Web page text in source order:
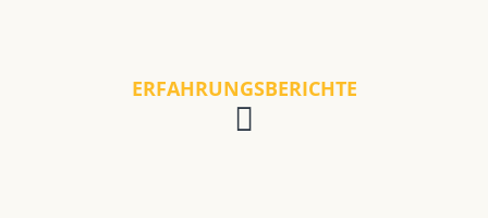
ERFAHRUNGSBERICHTE